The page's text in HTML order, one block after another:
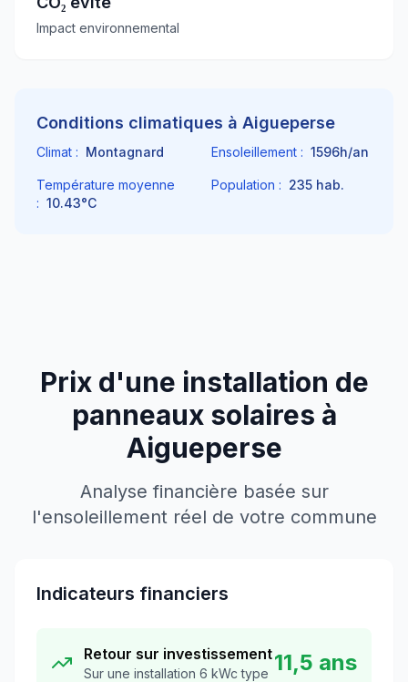
Impact environnemental
Conditions climatiques à Aigueperse
Climat : Montagnard Ensoleillement : 1596h/an
Température moyenne
: 10.43°C
Population : 235 hab.
Prix d'une installation de
panneaux solaires à
Aigueperse
Analyse financière basée sur
l'ensoleillement réel de votre commune
Indicateurs financiers
Retour sur investissement
Sur une installation 6 kWc type 11,5 ans